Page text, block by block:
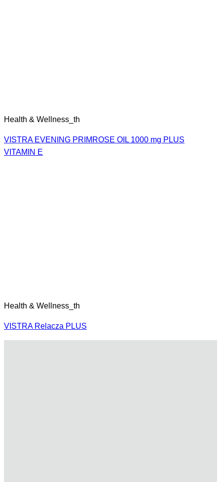
Health & Wellness_th
VISTRA EVENING PRIMROSE OIL 1000 mg PLUS
VITAMIN E
Health & Wellness_th
VISTRA Relacza PLUS